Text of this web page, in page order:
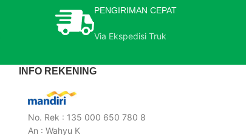
PENGIRIMAN CEPAT
Via Ekspedisi Truk
INFO REKENING
No. Rek : 135 000 650 780 8
An : Wahyu K